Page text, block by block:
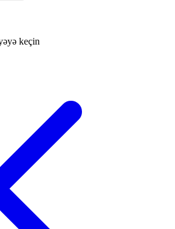
keçin